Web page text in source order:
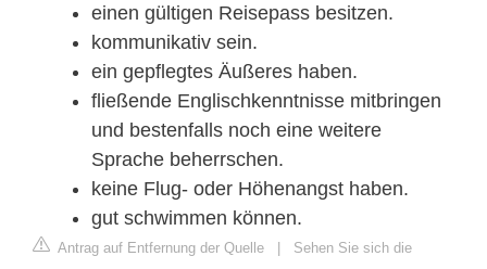
einen gültigen Reisepass besitzen.
kommunikativ sein.
ein gepflegtes Äußeres haben.
fließende Englischkenntnisse mitbringen
und bestenfalls noch eine weitere
Sprache beherrschen.
keine Flug- oder Höhenangst haben.
gut schwimmen können.
Antrag auf Entfernung der Quelle | Sehen Sie sich die